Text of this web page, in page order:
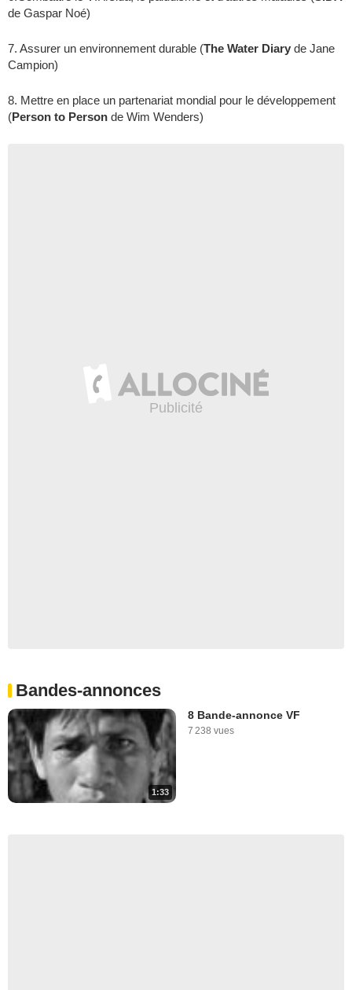
de Gaspar Noé)
7. Assurer un environnement durable (The Water Diary de Jane
Campion)
8. Mettre en place un partenariat mondial pour le développement
(Person to Person de Wim Wenders)
Bandes-annonces
1:33
8 Bande-annonce VF
7 238 vues